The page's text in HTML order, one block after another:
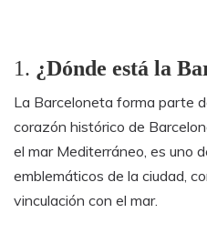
1. ¿Dónde está la
La Barceloneta forma parte
corazón histórico de
el mar Mediterráneo, es uno
emblemáticos de la ciudad,
vinculación con el mar.